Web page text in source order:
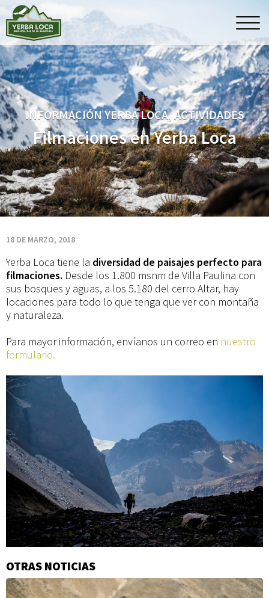
Filmaciones
en
Yerba
Loca
Menú
INFORMACIÓN YERBA LOCA, ACTIVIDADES
Filmaciones en Yerba Loca
18 DE MARZO, 2018
Yerba Loca tiene la diversidad de paisajes perfecto para
filmaciones. Desde los 1.800 msnm de Villa Paulina con
sus bosques y aguas, a los 5.180 del cerro Altar, hay
locaciones para todo lo que tenga que ver con montaña
y naturaleza.
Para mayor información, envíanos un correo en nuestro
formulario.
Información
adicional
OTRAS NOTICIAS